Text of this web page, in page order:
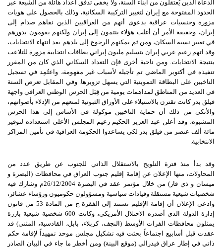
الدعاة الذين يُعتقلون من أبناء السنة، ولا يخفى تدفق أعداد هائلة من الشيعة عبر
الحدود المفتوحة مع إيران لتغيير التركيبة السكانية، وذلك بالحصول على هويات
مزورة وجنسيات عراقية بدعوى أنهم من العراقيين الذين نفاهم صدام إلى
إيران، وحقيقة الأمر أن أغلب هؤلاء ينتمون إلى إيران ولكنهم يقومون بدورهم
في تغيير نسبة السكان، ومن ثم يمكنهم الرجوع إلى بلدهم بعد انتهاء الانتخابات،
وقد اتهم زعيم عربي إيران بتسليم مليون إيراني بطاقات انتخابية مزورة للتلاعب
بنتيجة الانتخابات. ومن ناحية أخرى فإن التعداد السكاني الذي كان من المقرر
تنفيذه في أكتوبر الماضي تم تأجيله لأسباب غير مفهومة، واعتُمِد في تسجيل
الناخبين على البطاقة التموينية التي يسهل تزويرها. وفي المقابل تعرض السنة
في العديد من المناطق لمداهمات يومية من قِبَل الحرس الوطني العراقي واجهة
فيلق بدر كانت تقترن بالاستيلاء على الأوراق الثبوتية لمنعهم من الإدلاء بأصواتهم،
والأنكى من ذلك أن حماية الناخبين موكولة في الأساس إلى هذا الحرس
المشبوه، وقد أعلن عبد العزيز الحكيم زعيم المجلس الأعلى استعداده لتوفير
مائة ألف عنصر من فيلق بدر لكي يساعدوا الحكومة العراقية في تأمين المراكز
الانتخابية.
وقد بدأ منذ فترة التلويح بالاستقلال الذاتي للجنوب عن طريق عدد من
المحاولات، منها الإعلان عن إقامة إقليم جنوب العراق في محافظات (البصرة و
ميسان و ذي قار) من خلال مؤتمر عقد في البصرة 26/12/2004م وشارك فيه
شخصيات شيعية مستقلة وقيادات سياسية ومسؤولون حكوميون ورؤساء عشائر،
وادعى الإعلان أن إقامة الإقليم تستند إلى الفقرة ج من المادة 53 من قانون
إدارة الدولة الذي أصدره الاحتلال الأمريكي، وكانت 600 شخصية شيعية بارزة
يمثلون محافظات الفرات الأوسط (النجف، كربلاء، بابل، القادسية، المثنى) قد
عقدت قبل أسابيع اجتماعاً بحثت فيه تشكيل مجلس موحد تمهيداً لإقامة حكم
ذاتي في إطار عراق فيدرالي (موقع البينة) ومن أخطر ما جاء في البيان الصادر